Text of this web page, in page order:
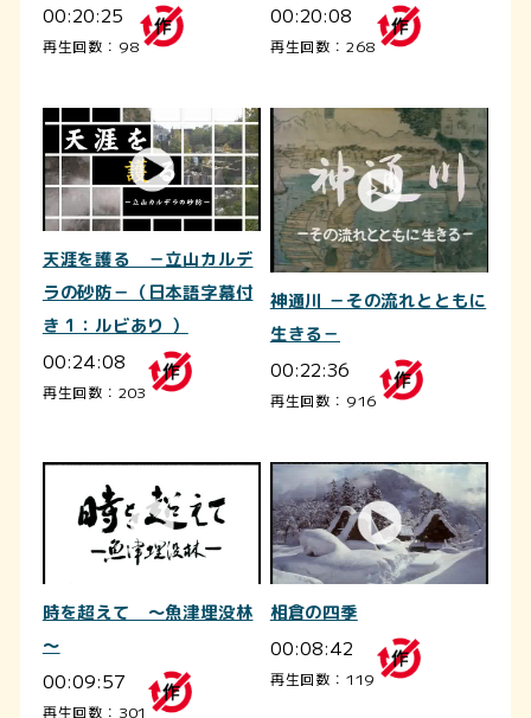
00:20:25
再生回数：98
00:20:08
再生回数：268
天涯を護る －立山カルデ
ラの砂防－（日本語字幕付
き 1：ルビあり ）
00:24:08
再生回数：203
神通川 －その流れとともに
生きる－
00:22:36
再生回数：916
時を超えて ～魚津埋没林
～
00:09:57
再生回数：301
相倉の四季
00:08:42
再生回数：119